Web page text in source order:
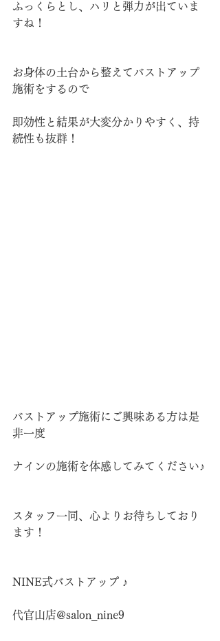
ふっくらとし、ハリと弾力が出ていま
すね！
お身体の土台から整えてバストアップ
施術をするので
即効性と結果が大変分かりやすく、持
続性も抜群！
バストアップ施術にご興味ある方は是
非一度
ナインの施術を体感してみてください♪
スタッフ一同、心よりお待ちしており
ます！
NINE式バストアップ ♪
代官山店@salon_nine9